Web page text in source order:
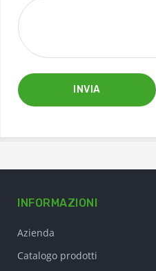
INVIA
INFORMAZIONI
Azienda
Catalogo prodotti